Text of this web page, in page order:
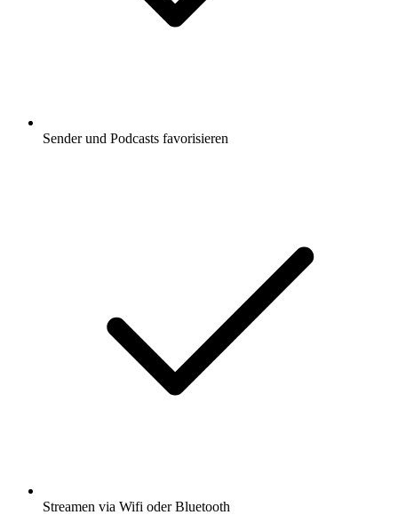
Sender und Podcasts favorisieren
Streamen via Wifi oder Bluetooth